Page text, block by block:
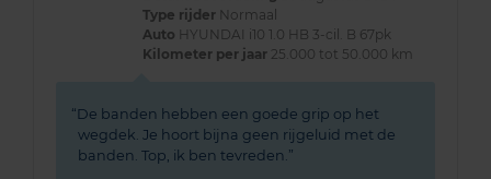
Type rijder Normaal
Auto HYUNDAI i10 1.0 HB 3-cil. B 67pk
Kilometer per jaar 25.000 tot 50.000 km
De banden hebben een goede grip op het
wegdek. Je hoort bijna geen rijgeluid met de
banden. Top, ik ben tevreden.